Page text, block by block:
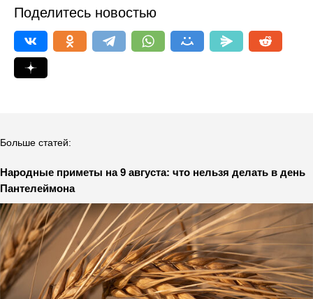
Поделитесь новостью
Больше статей:
Народные приметы на 9 августа: что нельзя делать в день
Пантелеймона